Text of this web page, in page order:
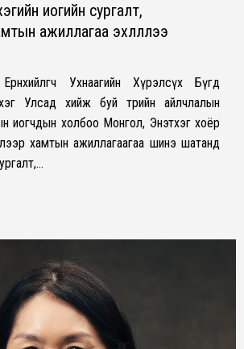
иогийн сургалт,
ажиллагаа эхлүүллээ
Ухнаагийн Хүрэлсүх Бүгд
Улсад хийж буй төрийн айлчлалын
иогчдын холбоо Монгол, Энэтхэг хоёр
хамтын ажиллагаагаа шинэ шатанд